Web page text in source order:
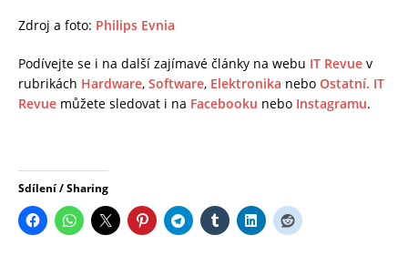
Zdroj a foto: Philips Evnia
Podívejte se i na další zajímavé články na webu IT Revue v
rubrikách Hardware, Software, Elektronika nebo Ostatní. IT
Revue můžete sledovat i na Facebooku nebo Instagramu.
Sdílení / Sharing